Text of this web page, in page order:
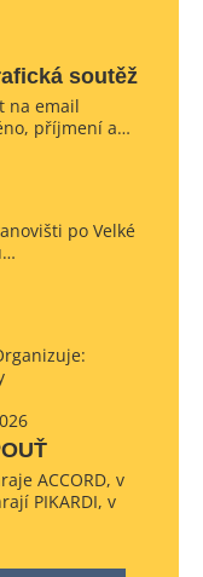
soutěž
na email
příjmení a…
po Velké
ACCORD, v
PIKARDI, v